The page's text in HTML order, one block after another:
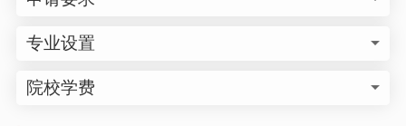
专业设置
院校学费